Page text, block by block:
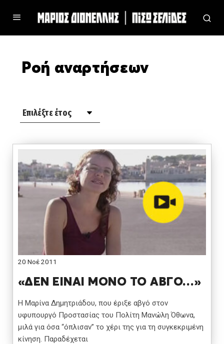
Ροή αναρτήσεων
20 Νοέ 2011
«ΔΕΝ ΕΙΝΑΙ ΜΟΝΟ ΤΟ ΑΒΓΟ…»
Η Μαρίνα Δημητριάδου, που έριξε αβγό στον
υφυπουργό Προστασίας του Πολίτη Μανώλη Όθωνα,
μιλά για όσα “όπλισαν” το χέρι της για τη συγκεκριμένη
κίνηση. Παραδέχεται